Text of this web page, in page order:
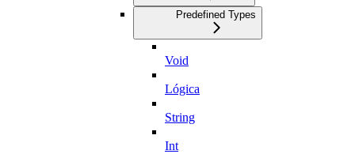
Predefined Types
Void
Lógica
String
Int